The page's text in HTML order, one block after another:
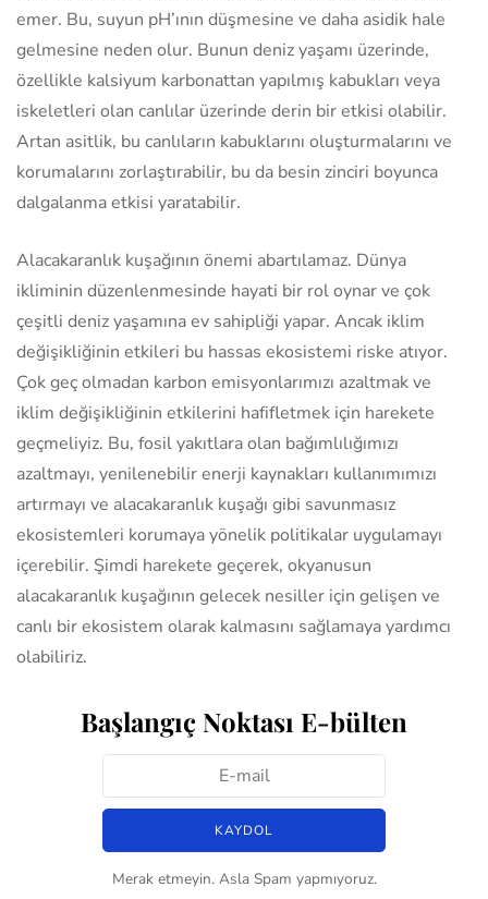
emer. Bu, suyun pH’ının düşmesine ve daha asidik hale
gelmesine neden olur. Bunun deniz yaşamı üzerinde,
özellikle kalsiyum karbonattan yapılmış kabukları veya
iskeletleri olan canlılar üzerinde derin bir etkisi olabilir.
Artan asitlik, bu canlıların kabuklarını oluşturmalarını ve
korumalarını zorlaştırabilir, bu da besin zinciri boyunca
dalgalanma etkisi yaratabilir.
Alacakaranlık kuşağının önemi abartılamaz. Dünya
ikliminin düzenlenmesinde hayati bir rol oynar ve çok
çeşitli deniz yaşamına ev sahipliği yapar. Ancak iklim
değişikliğinin etkileri bu hassas ekosistemi riske atıyor.
Çok geç olmadan karbon emisyonlarımızı azaltmak ve
iklim değişikliğinin etkilerini hafifletmek için harekete
geçmeliyiz. Bu, fosil yakıtlara olan bağımlılığımızı
azaltmayı, yenilenebilir enerji kaynakları kullanımımızı
artırmayı ve alacakaranlık kuşağı gibi savunmasız
ekosistemleri korumaya yönelik politikalar uygulamayı
içerebilir. Şimdi harekete geçerek, okyanusun
alacakaranlık kuşağının gelecek nesiller için gelişen ve
canlı bir ekosistem olarak kalmasını sağlamaya yardımcı
olabiliriz.
Başlangıç Noktası E-bülten
Merak etmeyin. Asla Spam yapmıyoruz.